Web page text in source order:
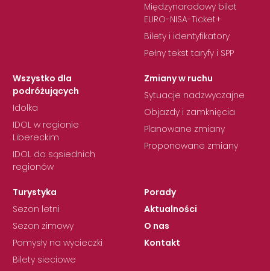
Międzynarodowy bilet
EURO-NISA-Ticket+
Bilety i identyfikatory
Pełny tekst taryfy i SPP
Wszystko dla
podróżujących
Idolka
IDOL w regionie
Libereckim
IDOL do sąsiednich
regionów
Zmiany w ruchu
Sytuacje nadzwyczajne
Objazdy i zamknięcia
Planowane zmiany
Proponowane zmiany
Turystyka
Sezon letni
Sezon zimowy
Pomysły na wycieczki
Bilety sieciowe
Porady
Aktualności
O nas
Kontakt